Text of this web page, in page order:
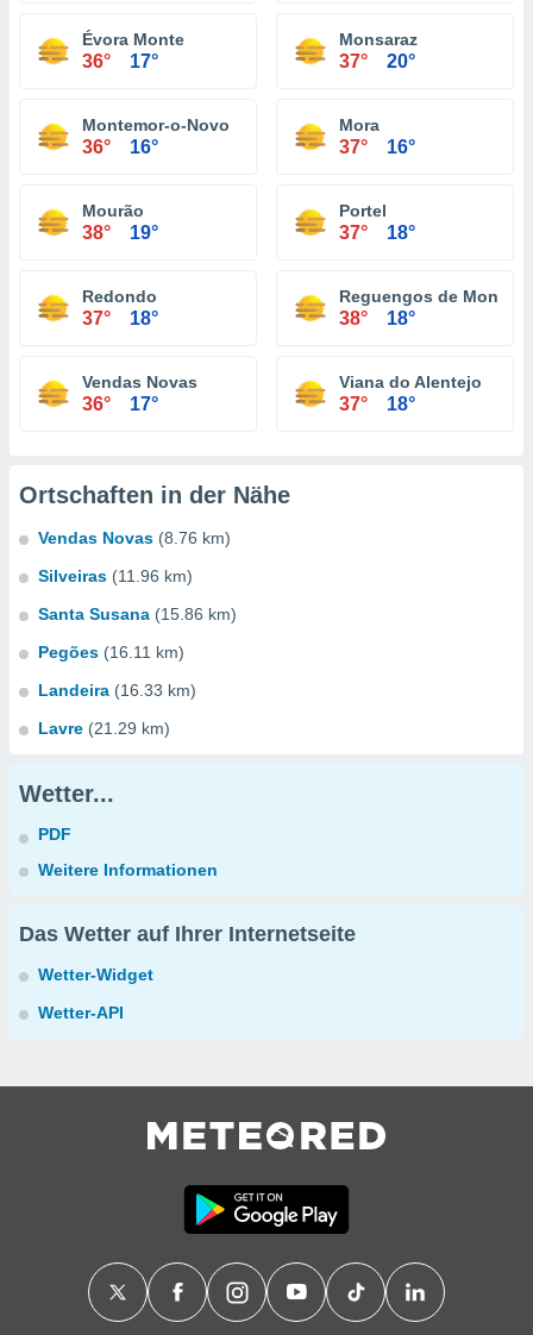
Évora Monte
36° 17°
Monsaraz
37° 20°
Montemor-o-Novo
36° 16°
Mora
37° 16°
Mourão
38° 19°
Portel
37° 18°
Redondo
37° 18°
Reguengos de
38° 18°
Vendas Novas
36° 17°
Viana do Alentejo
37° 18°
Ortschaften in der Nähe
Vendas Novas (8.76 km)
Silveiras (11.96 km)
Santa Susana (15.86 km)
Pegões (16.11 km)
Landeira (16.33 km)
Lavre (21.29 km)
Wetter...
PDF
Weitere Informationen
Das Wetter auf Ihrer Internetseite
Wetter-Widget
Wetter-API